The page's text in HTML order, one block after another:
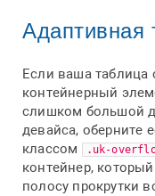
Адаптивная
Если ваша таблица
контейнерный
слишком большой
девайса, оберните
классом
.uk-
контейнер,
полосу прокрутки